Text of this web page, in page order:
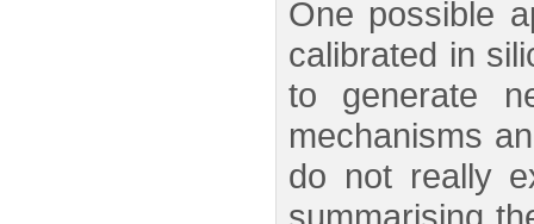
One possible
calibrated in
to generate
mechanisms
do not really